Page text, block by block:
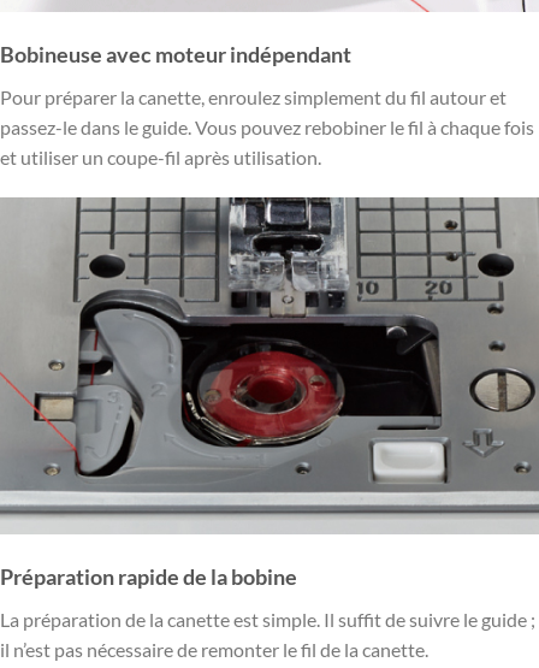
Bobineuse avec moteur indépendant
Pour préparer la canette, enroulez simplement du fil autour et
passez-le dans le guide. Vous pouvez rebobiner le fil à chaque fois
et utiliser un coupe-fil après utilisation.
Préparation rapide de la bobine
La préparation de la canette est simple. Il suffit de suivre le guide ;
il n’est pas nécessaire de remonter le fil de la canette.